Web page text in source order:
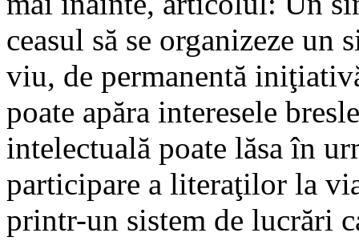
ceasul să se organizeze
viu, de permanentă
poate apăra interesele
intelectuală poate lăsa în
participare a literaţilor la
printr-un sistem de lucrări